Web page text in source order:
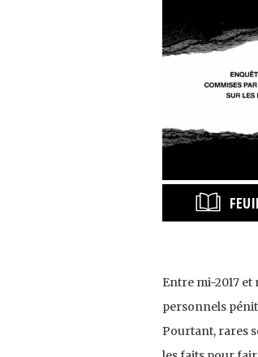
Entre mi-2017
personnels
Pourtant, rares